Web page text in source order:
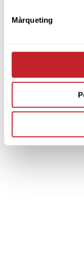
Màrqueting